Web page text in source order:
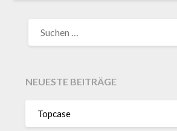
NACH:
NEUESTE BEITRÄGE
Topcase